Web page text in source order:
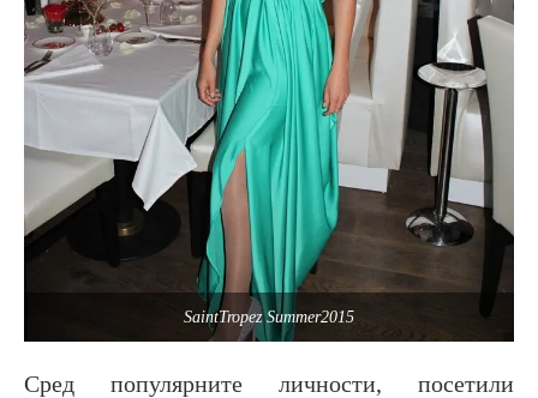
SaintTropez Summer2015
Сред популярните личности, посетили